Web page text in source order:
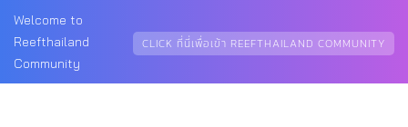
Welcome to
Reefthailand
Community
CLICK ที่นี่เพื่อเข้า REEFTHAILAND COMMUNITY